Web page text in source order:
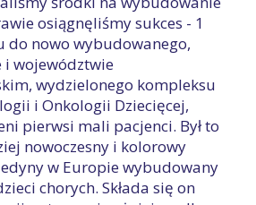
osiągnęliśmy sukces - 1
do nowo wybudowanego,
i województwie
wydzielonego kompleksu
i Onkologii Dziecięcej,
pierwsi mali pacjenci. Był to
nowoczesny i kolorowy
w Europie wybudowany
chorych. Składa się on